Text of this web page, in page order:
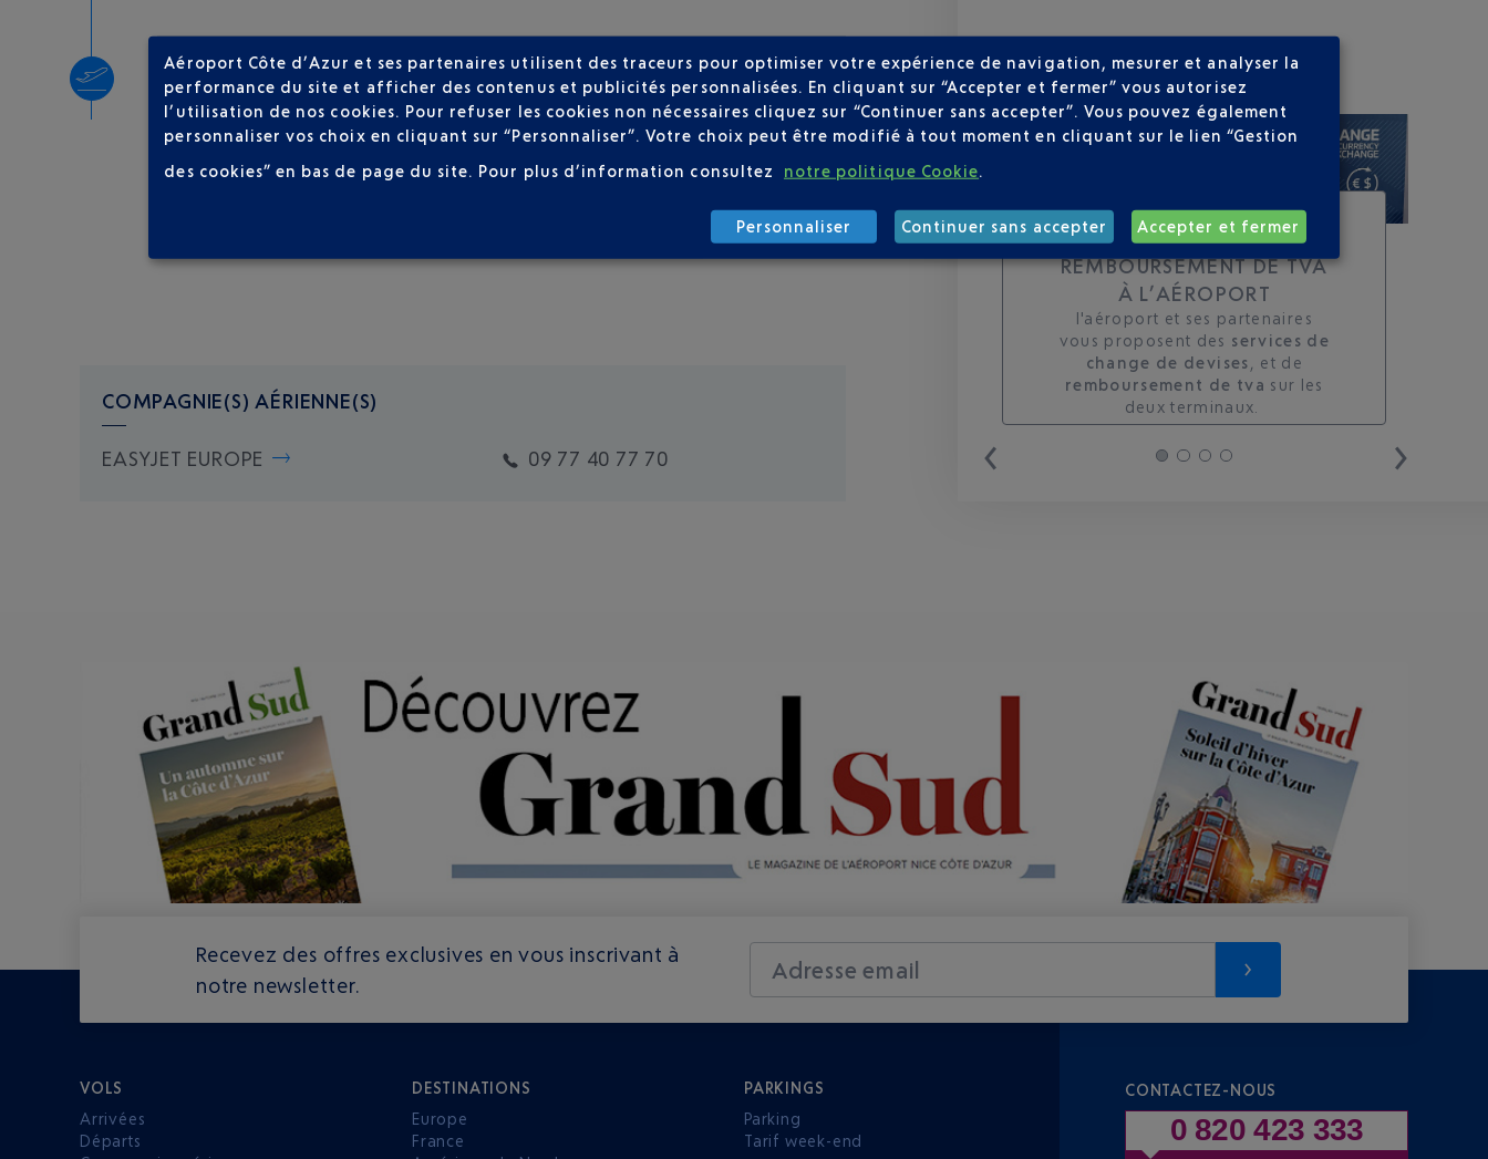
Décollage
Type d'appareil : A320
COMPAGNIE(S) AÉRIENNE(S)
EASYJET EUROPE 09 77 40 77 70
SUR VOTRE PARCOURS
TOUS LES SERVICES DE
CHANGE ET DE
REMBOURSEMENT DE TVA
À L’AÉROPORT
l'aéroport et ses partenaires
vous proposent des services de
change de devises , et de
remboursement de tva sur les
deux terminaux. ​
Recevez des offres exclusives en vous inscrivant à
notre newsletter.
Adresse email
VOLS
Arrivées
Départs
DESTINATIONS
Europe
France
PARKINGS
Parking
Tarif week-end
CONTACTEZ-NOUS
0 820 423 333
Aéroport Côte d’Azur et ses partenaires utilisent des traceurs pour optimiser votre expérience de navigation, mesurer et analyser la
performance du site et afficher des contenus et publicités personnalisées. En cliquant sur “Accepter et fermer” vous autorisez
l’utilisation de nos cookies. Pour refuser les cookies non nécessaires cliquez sur “Continuer sans accepter”. Vous pouvez également
personnaliser vos choix en cliquant sur “Personnaliser”. Votre choix peut être modifié à tout moment en cliquant sur le lien “Gestion
des cookies” en bas de page du site. Pour plus d’information consultez notre politique Cookie
Personnaliser Continuer sans accepter Accepter et fermer